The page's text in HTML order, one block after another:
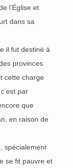
l’Église et
dans sa
il fut destiné à
provinces
cette charge
par
que
en raison de
spécialement
se fit pauvre et